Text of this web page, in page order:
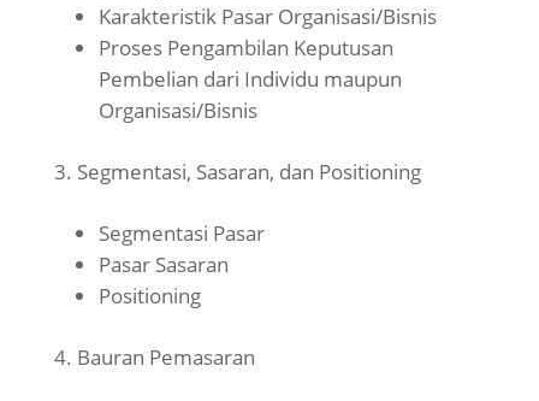
Karakteristik Pasar Organisasi/Bisnis
Proses Pengambilan Keputusan
Pembelian dari Individu maupun
Organisasi/Bisnis
Segmentasi, Sasaran, dan Positioning
Segmentasi Pasar
Pasar Sasaran
Positioning
Bauran Pemasaran